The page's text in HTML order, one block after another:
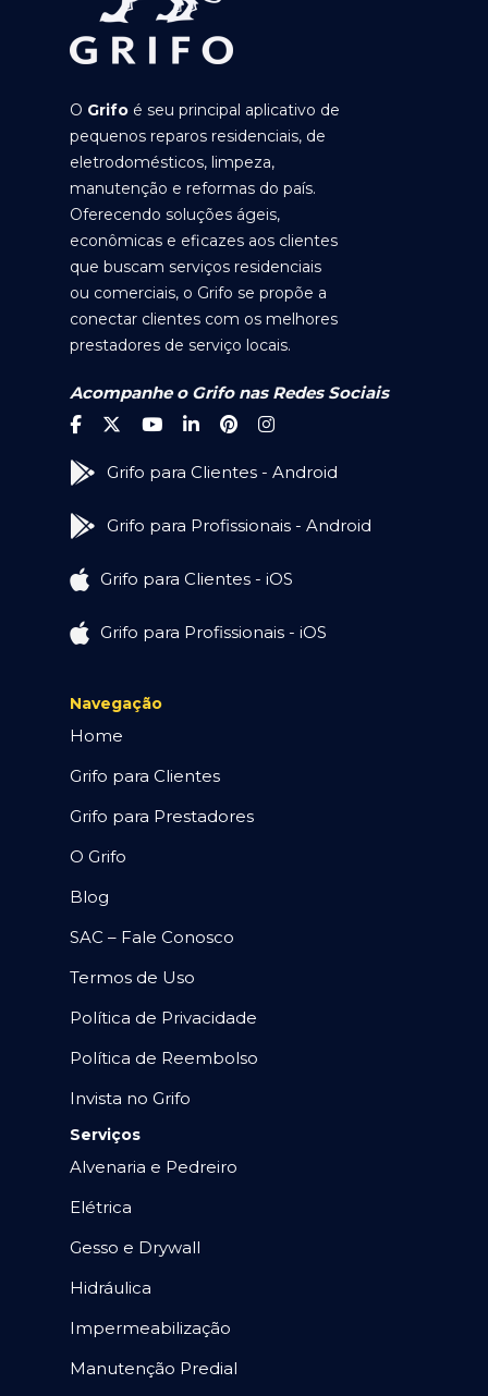
O Grifo é seu principal aplicativo de
pequenos reparos residenciais, de
eletrodomésticos, limpeza,
manutenção e reformas do país.
Oferecendo soluções ágeis,
econômicas e eficazes aos clientes
que buscam serviços residenciais
ou comerciais, o Grifo se propõe a
conectar clientes com os melhores
prestadores de serviço locais.
Acompanhe o Grifo nas Redes Sociais
Grifo para Clientes - Android
Grifo para Profissionais - Android
Grifo para Clientes - iOS
Grifo para Profissionais - iOS
Navegação
Home
Grifo para Clientes
Grifo para Prestadores
O Grifo
Blog
SAC – Fale Conosco
Termos de Uso
Política de Privacidade
Política de Reembolso
Invista no Grifo
Serviços
Alvenaria e Pedreiro
Elétrica
Gesso e Drywall
Hidráulica
Impermeabilização
Manutenção Predial